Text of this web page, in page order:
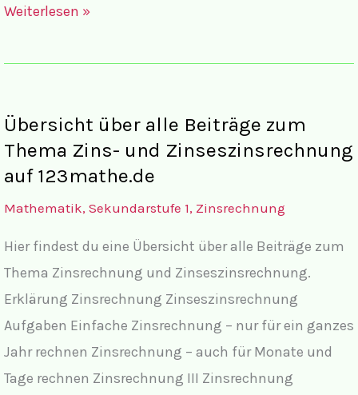
Übersicht
alle
zum
Thema
Algebrarische
und
Binomische
Formeln
auf
123mathe.de
Weiterlesen »
Übersicht über alle Beiträge zum
Thema Zins- und Zinseszinsrechnung
auf 123mathe.de
Mathematik, Sekundarstufe 1, Zinsrechnung
Hier findest du eine Übersicht über alle Beiträge zum
Thema Zinsrechnung und Zinseszinsrechnung.
Erklärung Zinsrechnung Zinseszinsrechnung
Aufgaben Einfache Zinsrechnung – nur für ein ganzes
Jahr rechnen Zinsrechnung – auch für Monate und
Tage rechnen Zinsrechnung III Zinsrechnung